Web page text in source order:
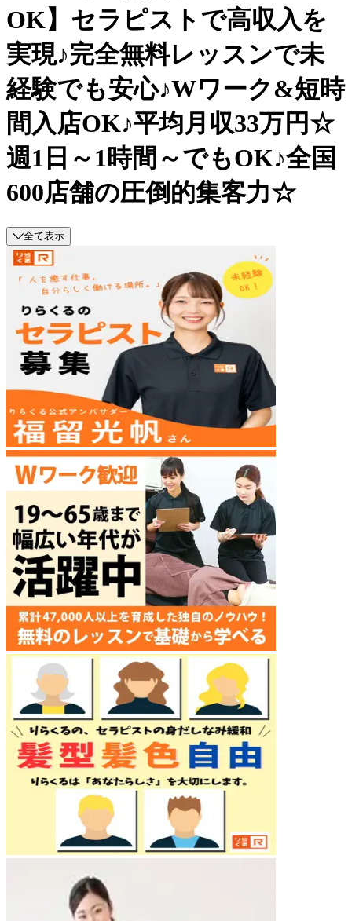
OK】セラピストで高収入を
実現♪完全無料レッスンで未
経験でも安心♪Wワーク&短時
間入店OK♪平均月収33万円☆
週1日～1時間～でもOK♪全国
600店舗の圧倒的集客力☆
全て表示